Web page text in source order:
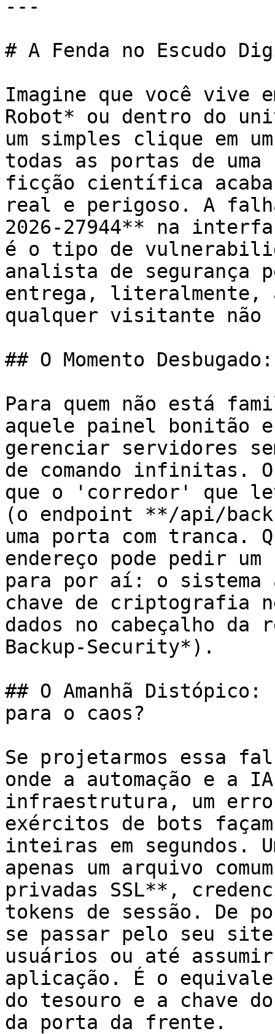
---
# A Fenda no Escudo
Imagine que você vive
Robot* ou dentro do
um simples clique em
todas as portas de
ficção científica acaba
real e perigoso. A
2026-27944** na
é o tipo de
analista de segurança
entrega, literalmente,
qualquer visitante não
## O Momento
Para quem não está
aquele painel bonitão
gerenciar servidores
de comando infinitas.
que o 'corredor' que
(o endpoint **/api/
uma porta com tranca.
endereço pode pedir um
para por aí: o sistema
chave de criptografia
dados no cabeçalho da
Backup-Security*).
## O Amanhã
para o caos?
Se projetarmos essa
onde a automação e a
infraestrutura, um erro
exércitos de bots
inteiras em segundos.
apenas um arquivo
privadas SSL**,
tokens de sessão. De
se passar pelo seu
usuários ou até
aplicação. É o
do tesouro e a chave do
da porta da frente.